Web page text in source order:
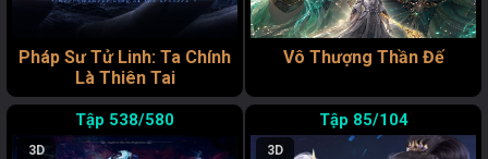
Pháp Sư Tử Linh: Ta Chính
Là Thiên Tai
Vô Thượng Thần Đế
538/580
3D
85/104
3D